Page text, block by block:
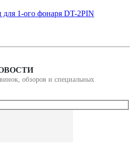
1-ого фонаря DT-2PIN
обзоров и специальных